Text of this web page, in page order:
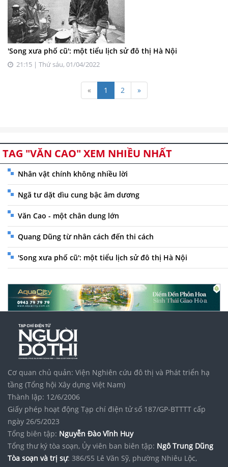
'Song xưa phố cũ': một tiểu lịch sử đô thị Hà Nội
21:15 | Thứ sáu, 01/04/2022
« 1 2 »
TAG "VĂN CAO" XEM NHIỀU NHẤT
Nhân vật chính không nhiều lời
Ngã tư dặt dìu cung bậc âm dương
Văn Cao - một chân dung lớn
Quang Dũng từ nhân cách đến thi cách
'Song xưa phố cũ': một tiểu lịch sử đô thị Hà Nội
Cơ quan chủ quản: Viện Nghiên cứu đô thị và Phát triển hạ
tầng (Tổng hội Xây dựng Việt Nam)
Thành lập: 12/6/2006
Giấy phép hoạt động Tạp chí điện tử số 187/GP-BTTTT cấp
ngày 26/5/2023
Tổng biên tập: Nguyễn Đào Vĩnh Huy
Tổng thư ký tòa soạn, Ủy viên ban biên tập: Ngô Trung Dũng
Tòa soạn và trị sự: 386/55 Lê Văn Sỹ, phường Nhiêu Lộc,